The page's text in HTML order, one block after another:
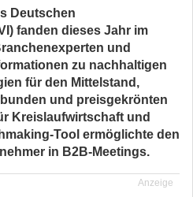
Deutschen
fanden dieses Jahr im
und
zu nachhaltigen
für den Mittelstand,
und preisgekrönten
Kreislaufwirtschaft und
Tool ermöglichte den
in B2B-Meetings.
Anzeige